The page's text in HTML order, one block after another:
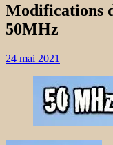
Modifications
50MHz
24 mai 2021